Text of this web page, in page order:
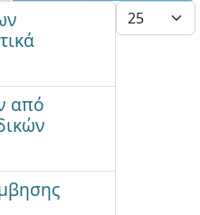
Εμφάνιση #
από